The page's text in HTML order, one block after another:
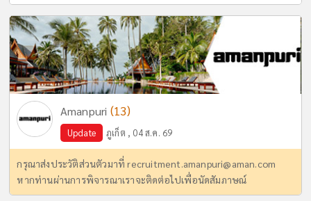
Amanpuri (13)
Update ภูเก็ต , 04 ส.ค. 69
กรุณาส่งประวัติส่วนตัวมาที่recruitment.amanpuri@aman.com
หากท่านผ่านการพิจารณาเราจะติดต่อไปเพื่อนัดสัมภาษณ์